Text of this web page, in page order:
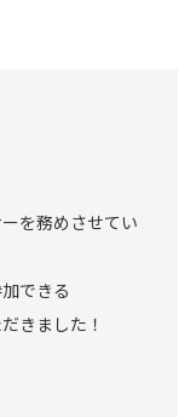
を務めさせてい
できる
きました！